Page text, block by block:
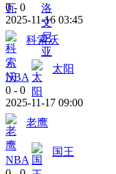
0 - 0
2025-11-16 03:45
科索沃
NBA
太阳
0 - 0
2025-11-17 09:00
老鹰
NBA
国王